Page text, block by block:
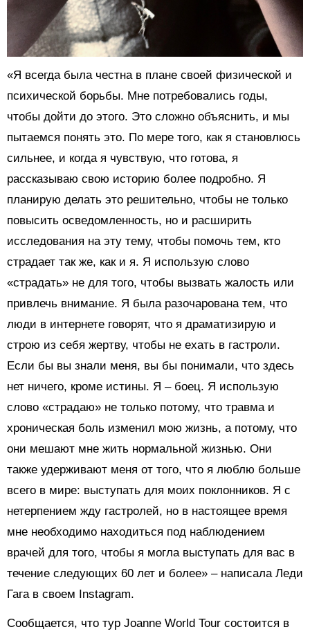
«Я всегда была честна в плане своей физической и
психической борьбы. Мне потребовались годы,
чтобы дойти до этого. Это сложно объяснить, и мы
пытаемся понять это. По мере того, как я становлюсь
сильнее, и когда я чувствую, что готова, я
рассказываю свою историю более подробно. Я
планирую делать это решительно, чтобы не только
повысить осведомленность, но и расширить
исследования на эту тему, чтобы помочь тем, кто
страдает так же, как и я. Я использую слово
«страдать» не для того, чтобы вызвать жалость или
привлечь внимание. Я была разочарована тем, что
люди в интернете говорят, что я драматизирую и
строю из себя жертву, чтобы не ехать в гастроли.
Если бы вы знали меня, вы бы понимали, что здесь
нет ничего, кроме истины. Я – боец. Я использую
слово «страдаю» не только потому, что травма и
хроническая боль изменил мою жизнь, а потому, что
они мешают мне жить нормальной жизнью. Они
также удерживают меня от того, что я люблю больше
всего в мире: выступать для моих поклонников. Я с
нетерпением жду гастролей, но в настоящее время
мне необходимо находиться под наблюдением
врачей для того, чтобы я могла выступать для вас в
течение следующих 60 лет и более» – написала Леди
Гага в своем Instagram.
Сообщается, что тур Joanne World Tour состоится в